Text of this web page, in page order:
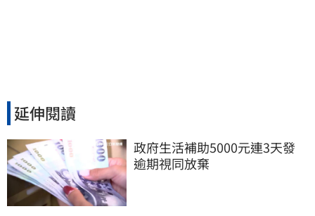
延伸閱讀
政府生活補助5000元連3天發
逾期視同放棄